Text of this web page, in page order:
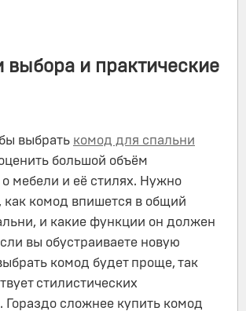
выбора и практические
выбрать комод для спальни
большой объём
мебели и её стилях. Нужно
как комод впишется в общий
и какие функции он должен
вы обустраиваете новую
комод будет проще, так
стилистических
Гораздо сложнее купить комод